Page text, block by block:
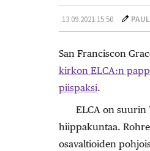
13.09.2021 15:50
San Franciscon
kirkon ELCA:n
piispaksi.
ELCA on suurin
hiippakuntaa.
osavaltioiden